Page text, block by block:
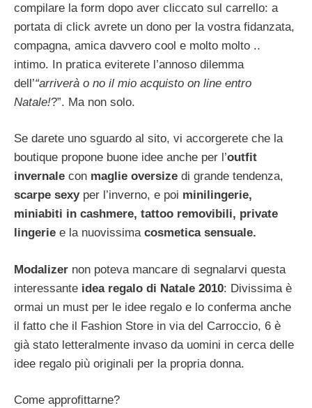
compilare la form dopo aver cliccato sul carrello: a
portata di click avrete un dono per la vostra fidanzata,
compagna, amica davvero cool e molto molto ..
intimo. In pratica eviterete l’annoso dilemma
dell’“arriverà o no il mio acquisto on line entro
Natale!?”. Ma non solo.
Se darete uno sguardo al sito, vi accorgerete che la
boutique propone buone idee anche per l’outfit
invernale con maglie oversize di grande tendenza,
scarpe sexy per l’inverno, e poi minilingerie,
miniabiti in cashmere, tattoo removibili, private
lingerie e la nuovissimacosmetica sensuale.
Modalizer non poteva mancare di segnalarvi questa
interessante idea regalo di Natale 2010: Divissima è
ormai un must per le idee regalo e lo conferma anche
il fatto che il Fashion Store in via del Carroccio, 6 è
già stato letteralmente invaso da uomini in cerca delle
idee regalo più originali per la propria donna.
Come approfittarne?